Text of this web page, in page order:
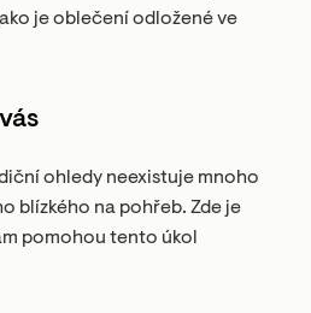
je oblečení odložené ve
ohledy neexistuje mnoho
blízkého na pohřeb. Zde je
pomohou tento úkol